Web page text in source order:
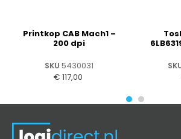
Printkop CAB Mach1 –
200 dpi
SKU 5430031
€ 117,00